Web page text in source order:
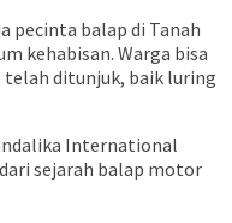
pecinta balap di Tanah
kehabisan. Warga bisa
ditunjuk, baik luring
International
sejarah balap motor